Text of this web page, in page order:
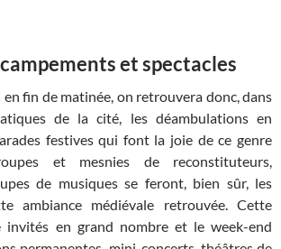
et spectacles
fin de matinée, on retrouvera donc, dans
de la cité, les déambulations en
festives qui font la joie de ce genre
et mesnies de reconstituteurs,
de musiques se feront, bien sûr, les
ambiance médiévale retrouvée. Cette
invités en grand nombre et le week-end